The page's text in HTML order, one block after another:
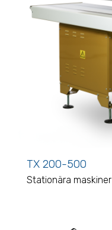
TX 200-500
Stationära maskiner